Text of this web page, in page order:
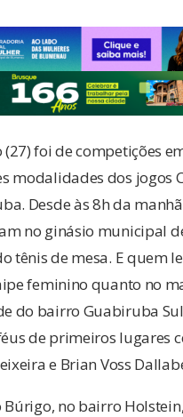
foi de competições
modalidades dos jogos
Desde às 8h da
no ginásio municipal
tênis de mesa. E quem
feminino quanto no
do bairro Guabiruba
de primeiros lugares
e Brian Voss
Búrigo, no bairro